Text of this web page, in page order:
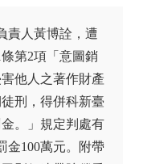
責人黃博詮，遭
第2項「意圖銷
他人之著作財產
刑，得併科新臺
。」規定判處有
金100萬元。附帶